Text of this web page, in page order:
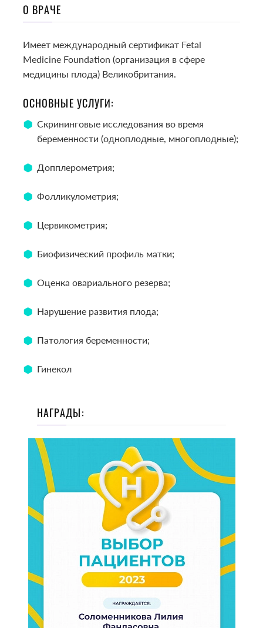
О ВРАЧЕ
Имеет международный сертификат Fetal
Medicine Foundation (организация в сфере
медицины плода) Великобритания.
ОСНОВНЫЕ УСЛУГИ:
Скрининговые исследования во время
беременности (одноплодные, многоплодные);
Допплерометрия;
Фолликулометрия;
Цервикометрия;
Биофизический профиль матки;
Оценка овариального резерва;
Нарушение развития плода;
Патология беременности;
Гинекол
НАГРАДЫ: